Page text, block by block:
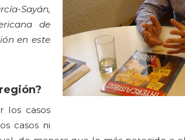
Sayán,
de
en este
los casos
casos ni